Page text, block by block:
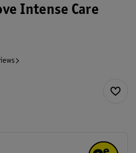
Intense Care